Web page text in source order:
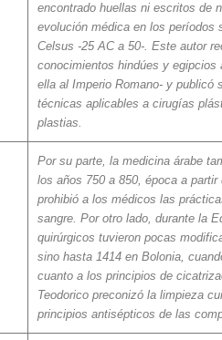
encontrado huellas ni escritos de
evolución médica en los períodos
Celsus -25 AC a 50-. Este autor
conocimientos hindúes y
ella al Imperio Romano- y publicó
técnicas aplicables a cirugías
plastias.
Por su parte, la medicina árabe
los años 750 a 850, época a
prohibió a los médicos las
sangre. Por otro lado, durante la
quirúrgicos tuvieron pocas
sino hasta 1414 en Bolonia,
cuanto a los principios de
Teodorico preconizó la limpieza
principios antisépticos de las